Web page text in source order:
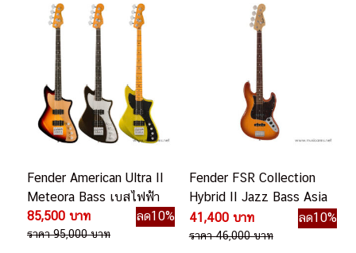
Fender American Ultra II
Meteora Bass เบสไฟฟ้า
85,500 บาท
ลด10%
ราคา 95,000 บาท
Fender FSR Collection
Hybrid II Jazz Bass Asia
2024 Limited Edition
41,400 บาท ลด10%
ราคา 46,000 บาท